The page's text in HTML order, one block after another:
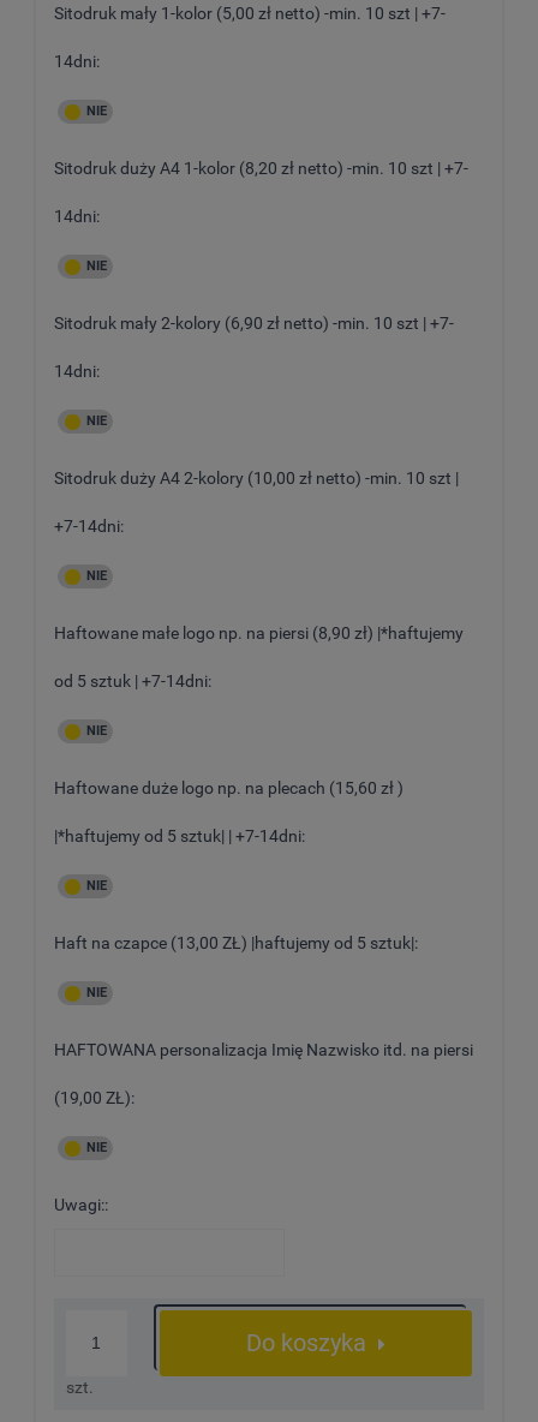
Sitodruk mały 1-kolor (5,00 zł netto) -min. 10 szt | +7-
14dni:
Sitodruk duży A4 1-kolor (8,20 zł netto) -min. 10 szt | +7-
14dni:
Sitodruk mały 2-kolory (6,90 zł netto) -min. 10 szt | +7-
14dni:
Sitodruk duży A4 2-kolory (10,00 zł netto) -min. 10 szt |
+7-14dni:
Haftowane małe logo np. na piersi (8,90 zł) |*haftujemy
od 5 sztuk | +7-14dni:
Haftowane duże logo np. na plecach (15,60 zł )
|*haftujemy od 5 sztuk| | +7-14dni:
Haft na czapce (13,00 ZŁ) |haftujemy od 5 sztuk|:
HAFTOWANA personalizacja Imię Nazwisko itd. na piersi
(19,00 ZŁ):
Uwagi::
szt.
Do koszyka